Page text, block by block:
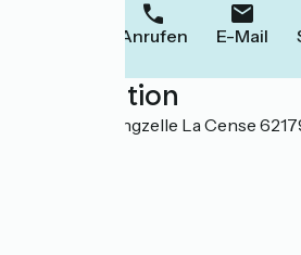
Anrufen E-Mail
Localisation
Ferme d'Haringzelle La Cense